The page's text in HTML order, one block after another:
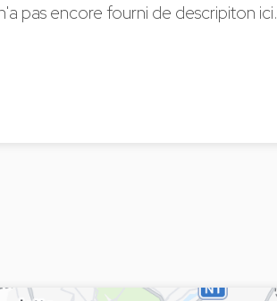
pas encore fourni de descripiton ici.